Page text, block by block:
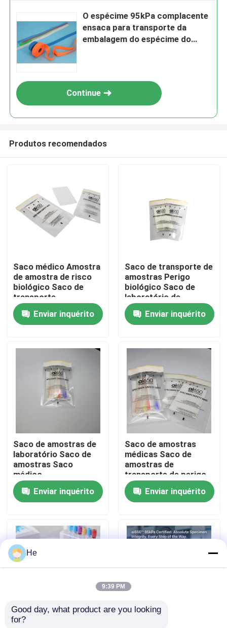
Produtos
Vídeos
Visita à fábrica
Controle de qualidade
Notícias
Solicite um orçamento
saco do transporte do espécime 95kPa
O espécime 95kPa complacente
ensaca para transporte da
embalagem do espécime do
Continue
Produtos recomendados
Saco médico Amostra
de amostra de risco
biológico Saco de
transporte
Enviar inquérito
Saco de transporte de
amostras Perigo
biológico Saco de
laboratório de
amostras
Enviar inquérito
Saco de amostras de
laboratório Saco de
amostras Saco
médico
Enviar inquérito
Saco de amostras
médicas Saco de
amostras de
transporte de perigo
biológico
Enviar inquérito
Saco de amostras de
He
9:39 PM
Good day, what product are you looking
for?